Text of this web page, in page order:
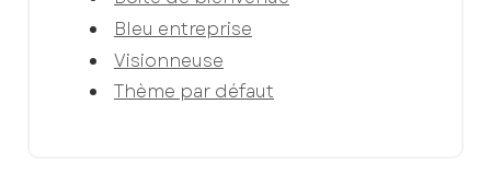
Bleu entreprise
Visionneuse
Thème par défaut